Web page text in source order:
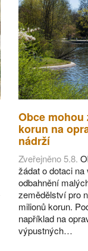
Obce
korun na
nádrží
Zveřejněno 5.8.
žádat o dotaci
odbahnění
zemědělství pro
milionů korun.
například na
výpustných…